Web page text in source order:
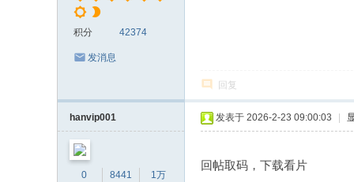
积分 42374
发消息
回复
hanvip001
0
8441
1万
发表于 2026-2-23 09:00:03
回帖取码，下载看片